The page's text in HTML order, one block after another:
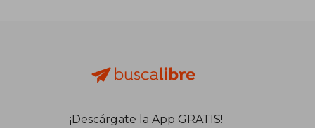
¡Descárgate la App GRATIS!